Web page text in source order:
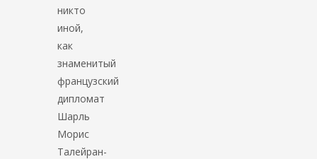
никто
иной,
как
знаменитый
французский
дипломат
Шарль
Морис
Талейран-